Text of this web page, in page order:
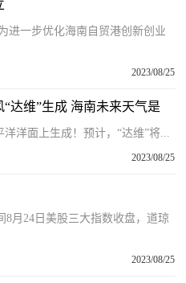
进一步优化海南自贸港创新创业
2023/08/25
达维”生成 海南未来天气是
洋面上生成！预计，“达维”将...
2023/08/25
月24日美股三大指数收盘，道琼
2023/08/25